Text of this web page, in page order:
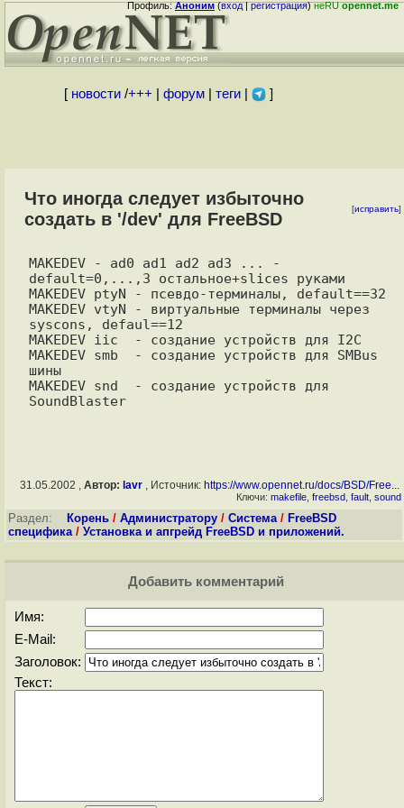
Профиль:Аноним(вход|регистрация)неRUopennet.me
[ новости/+++ форум| теги| ]
Что иногда следует избыточно
создать в '/dev' для FreeBSD
[исправить]
MAKEDEV - ad0 ad1 ad2 ad3 ... -
default=0,...,3 остальное+slices руками
MAKEDEV ptyN - псевдо-терминалы, default==32
MAKEDEV vtyN - виртуальные терминалы через
syscons, defaul==12
MAKEDEV iic  - создание устройств для I2C
MAKEDEV smb  - создание устройств для SMBus
шины
MAKEDEV snd  - создание устройств для
SoundBlaster
31.05.2002 , Автор: lavr, Источник: https://www.opennet.ru/docs/BSD/Free...
Ключи: makefile freebsd fault sound
Раздел: Корень / Администратору / Система/ FreeBSD
специфика/ Установка и апгрейд FreeBSD и приложений.
Добавить комментарий
Имя:
E-Mail:
Заголовок:
Текст: